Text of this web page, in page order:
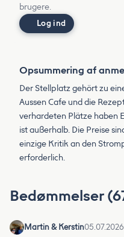
brugere.
Log ind
Opsummering af
Der Stellplatz gehört zu
Aussen Cafe und die
verhardeten Plätze haben
ist außerhalb. Die Preise
einzige Kritik an den
erforderlich.
Bedømmelser
Martin & Kerstin05.07.2026